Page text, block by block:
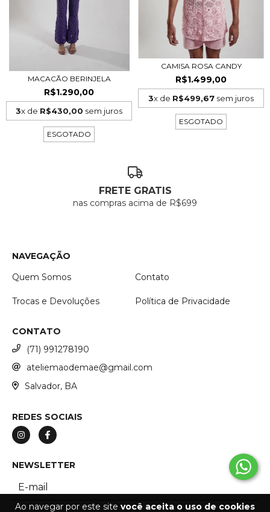
Ao navegar por este site você aceita o uso de cookies
MACACÃO BERINJELA
R$1.290,00
3x de R$430,00 sem juros
ESGOTADO
CAMISA ROSA CANDY
R$1.499,00
3x de R$499,67 sem juros
ESGOTADO
FRETE GRATIS
nas compras acima de R$699
NAVEGAÇÃO
Quem Somos
Contato
Trocas e Devoluções Política de Privacidade
CONTATO
(71) 991278190
ateliemaodemae@gmail.com
Salvador, BA
REDES SOCIAIS
NEWSLETTER